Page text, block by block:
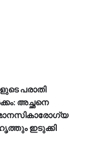
പരാതി
അച്ഛനെ
മാനസികാരോഗ്യ
ഇടുക്കി